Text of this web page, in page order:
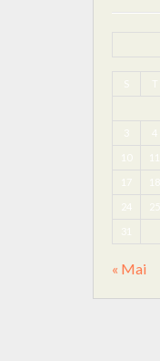
S T
3 4
10 11
17 18
24 25
31
« Mai